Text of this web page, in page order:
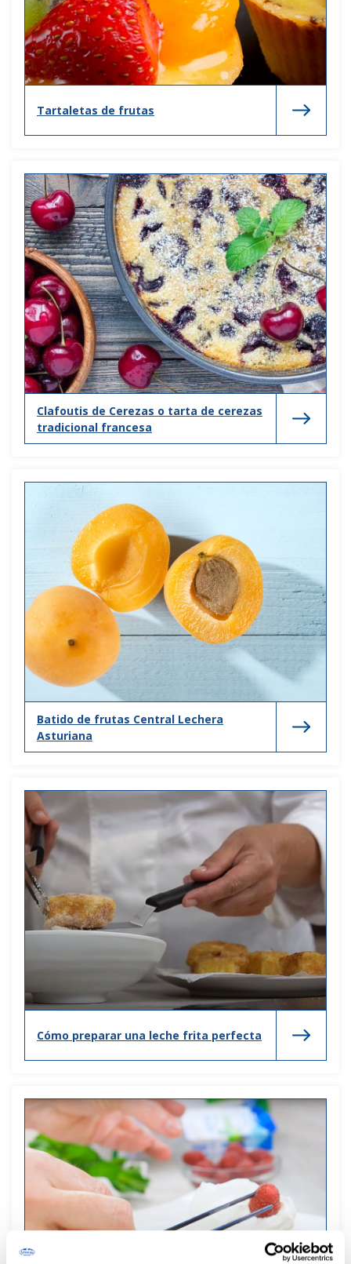
Tartaletas de frutas
Clafoutis de Cerezas o tarta de cerezas
tradicional francesa
Batido de frutas Central Lechera
Asturiana
Cómo preparar una leche frita perfecta